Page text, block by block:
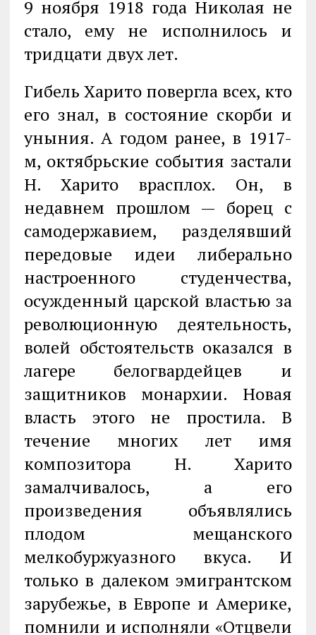
9 ноября 1918 года Николая не
стало, ему не исполнилось и
тридцати двух лет.
Гибель Харито повергла всех, кто
его знал, в состояние скорби и
уныния. А годом ранее, в 1917-
м, октябрьские события застали
Н. Харито врасплох. Он, в
недавнем прошлом — борец с
самодержавием, разделявший
передовые идеи либерально
настроенного студенчества,
осужденный царской властью за
революционную деятельность,
волей обстоятельств оказался в
лагере белогвардейцев и
защитников монархии. Новая
власть этого не простила. В
течение многих лет имя
композитора Н. Харито
замалчивалось, а его
произведения объявлялись
плодом мещанского
мелкобуржуазного вкуса. И
только в далеком эмигрантском
зарубежье, в Европе и Америке,
помнили и исполняли «Отцвели